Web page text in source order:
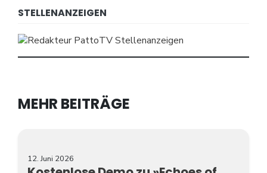
STELLENANZEIGEN
MEHR BEITRÄGE
12. Juni 2026